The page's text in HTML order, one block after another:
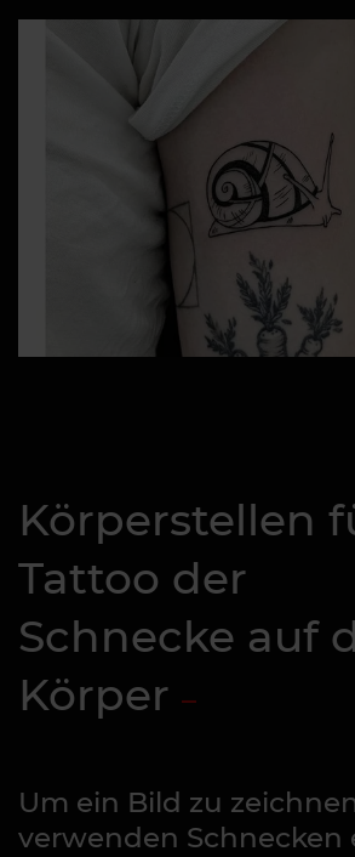
Körperstellen
Tattoo der
Schnecke auf
Körper
Um ein Bild zu
verwenden Schnecken